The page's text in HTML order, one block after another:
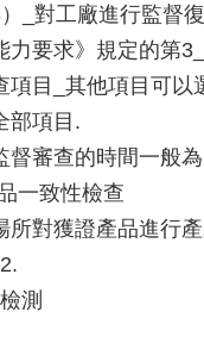
_對工廠進行監督
力要求》規定的第
項目_其他項目可以
部項目.
督審查的時間一般
一致性檢查
所對獲證產品進行
測